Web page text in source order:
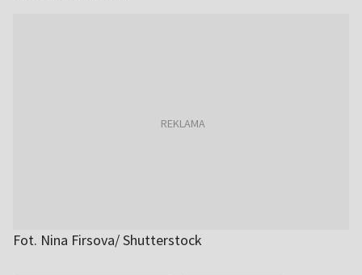
Fot. Nina Firsova/ Shutterstock